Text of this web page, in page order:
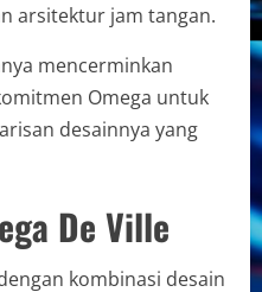
arsitektur jam tangan.
mencerminkan
Omega untuk
desainnya yang
De Ville
kombinasi desain